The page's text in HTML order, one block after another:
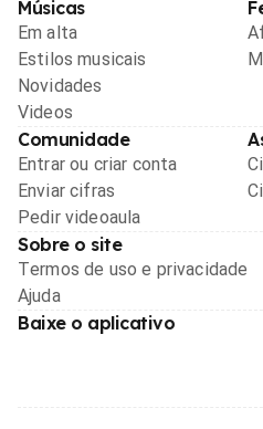
Músicas
Em alta
Estilos musicais
Novidades
Videos
Comunidade
Entrar ou criar conta
Enviar cifras
Pedir videoaula
Sobre o site
Termos de uso e privacidade
Ajuda
Baixe o aplicativo